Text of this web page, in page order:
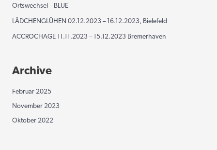
Ortswechsel – BLUE
LÄDCHENGLÜHEN 02.12.2023 – 16.12.2023, Bielefeld
ACCROCHAGE 11.11.2023 – 15.12.2023 Bremerhaven
Archive
Februar 2025
November 2023
Oktober 2022